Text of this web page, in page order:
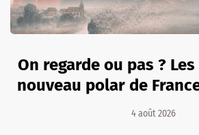
On regarde ou pas ?
nouveau polar de
4 août 2026